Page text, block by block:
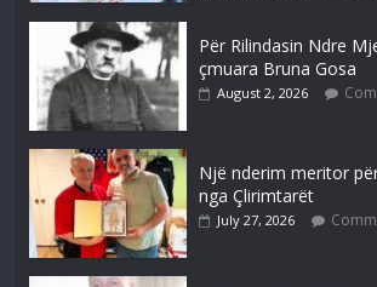
Për Rilindasin Ndre
çmuara Bruna Gosa
August 2, 2026
Një nderim meritor
nga Çlirimtarët
July 27, 2026